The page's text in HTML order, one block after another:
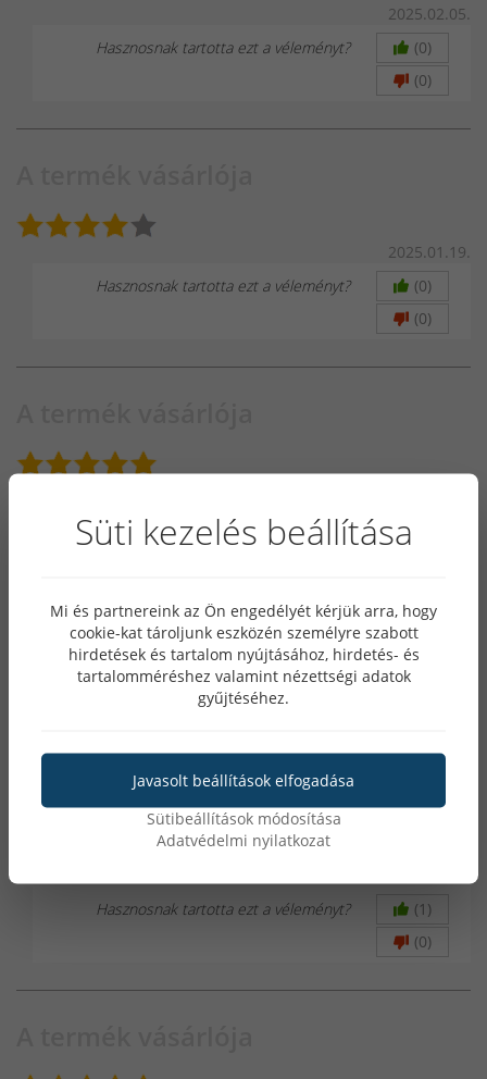
2025.02.05.
Hasznosnak tartotta ezt a véleményt?
(0)
(0)
2025.01.19.
Hasznosnak tartotta ezt a véleményt?
(0)
(0)
Hasznosnak tartotta ezt a véleményt?
A termék vásárlója
Általános
Hihetetlenűl gyors szállítás. A termék napi
használatban van. Eddig minden rendben.
Hasznosnak tartotta ezt a véleményt?
(1)
(0)
Süti kezelés beállítása
Mi és partnereink az Ön engedélyét kérjük arra, hogy
cookie-kat tároljunk eszközén személyre szabott
hirdetések és tartalom nyújtásához, hirdetés- és
tartalomméréshez valamint nézettségi adatok
gyűjtéséhez.
Javasolt beállítások elfogadása
Sütibeállítások módosítása
Adatvédelmi nyilatkozat